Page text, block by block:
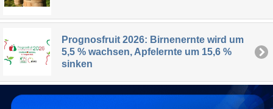
Prognosfruit 2026: Birnenernte wird um
5,5 % wachsen, Apfelernte um 15,6 %
sinken